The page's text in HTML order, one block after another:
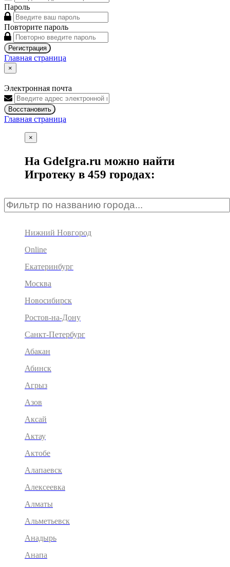
Пароль
Повторите пароль
Регистрация
Главная страница
×
Электронная почта
Восстановить
Главная страница
×
На GdeIgra.ru можно найти
Игротеку в 459 городах:
Нижний Новгород
Online
Екатеринбург
Москва
Новосибирск
Ростов-на-Дону
Санкт-Петербург
Абакан
Абинск
Агрыз
Азов
Аксай
Актау
Актобе
Алапаевск
Алексеевка
Алматы
Альметьевск
Анадырь
Анапа